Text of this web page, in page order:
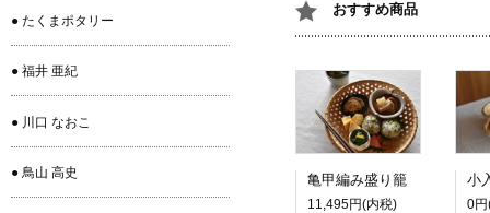
おすすめ商品
亀甲編み盛り籠
11,495円(内税) 0
● たくまポタリー
● 福井 亜紀
● 川口 なおこ
● 鳥山 高史